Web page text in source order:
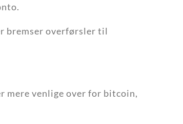
bremser overførsler til
mere venlige over for bitcoin,